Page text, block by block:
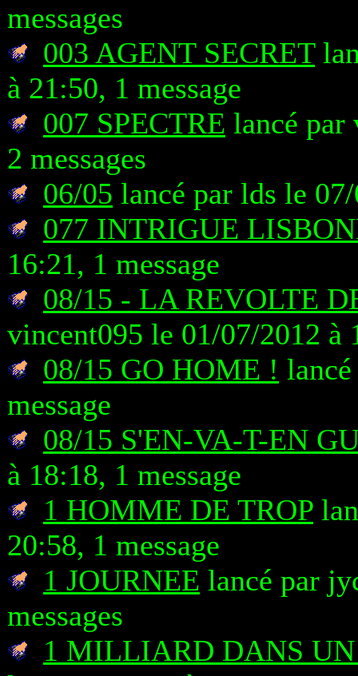
messages
003 AGENT SECRET
à 21:50, 1 message
007 SPECTRE lancé par
2 messages
06/05 lancé par lds le
077 INTRIGUE
16:21, 1 message
08/15 - LA REVOLTE
vincent095 le 01/07/2012 à
08/15 GO HOME !
message
08/15 S'EN-VA-T-EN
à 18:18, 1 message
1 HOMME DE TROP
20:58, 1 message
1 JOURNEE lancé par
messages
1 MILLIARD DANS